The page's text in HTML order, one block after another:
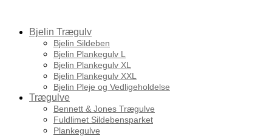
Bjelin Trægulv
Bjelin Sildeben
Bjelin Plankegulv L
Bjelin Plankegulv XL
Bjelin Plankegulv XXL
Bjelin Pleje og Vedligeholdelse
Trægulve
Bennett & Jones Trægulve
Fuldlimet Sildebensparket
Plankegulve